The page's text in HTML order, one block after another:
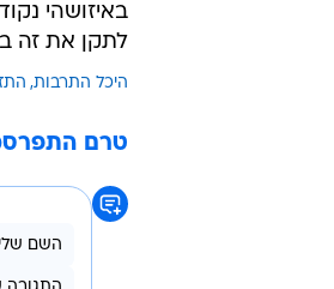
באיזושהי
לתקן את זה
היכל התרבות
טרם